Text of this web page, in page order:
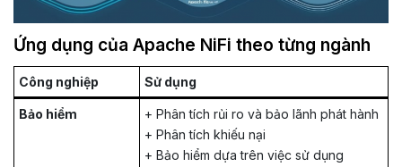
Ứng dụng của Apache NiFi theo từng ngành
Công nghiệp Sử dụng
Bảo hiểm
+ Phân tích rủi ro và bảo lãnh phát hành
+ Phân tích khiếu nại
+ Bảo hiểm dựa trên việc sử dụng